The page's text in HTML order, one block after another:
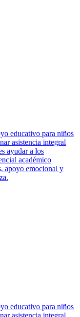
educativo para niños
asistencia integral
ayudar a los
académico
apoyo emocional y
educativo para niños